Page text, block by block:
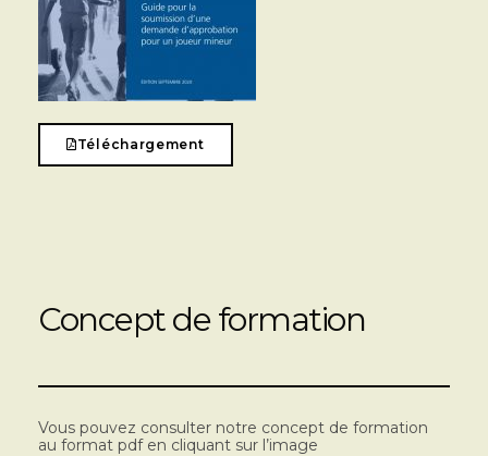
Téléchargement
Concept de formation
Vous pouvez consulter notre concept de formation
au format pdf en cliquant sur l’image